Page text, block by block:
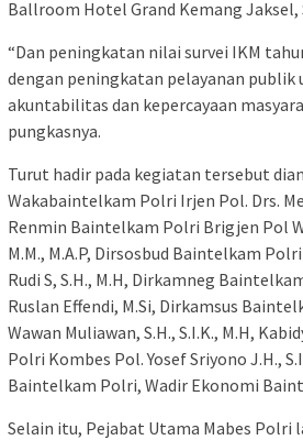
Ballroom Hotel Grand Kemang Jaksel,
“Dan peningkatan nilai survei IKM
dengan peningkatan pelayanan publik
akuntabilitas dan kepercayaan
pungkasnya.
Turut hadir pada kegiatan tersebut
Wakabaintelkam Polri Irjen Pol. Drs.
Renmin Baintelkam Polri Brigjen Pol
M.M., M.A.P, Dirsosbud Baintelkam
Rudi S, S.H., M.H, Dirkamneg
Ruslan Effendi, M.Si, Dirkamsus
Wawan Muliawan, S.H., S.I.K., M.H,
Polri Kombes Pol. Yosef Sriyono J.H.,
Baintelkam Polri, Wadir Ekonomi
Selain itu, Pejabat Utama Mabes Polri